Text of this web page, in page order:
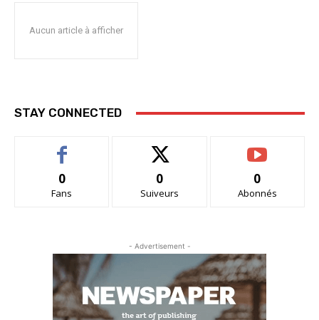
Aucun article à afficher
STAY CONNECTED
0
Fans
0
Suiveurs
0
Abonnés
- Advertisement -